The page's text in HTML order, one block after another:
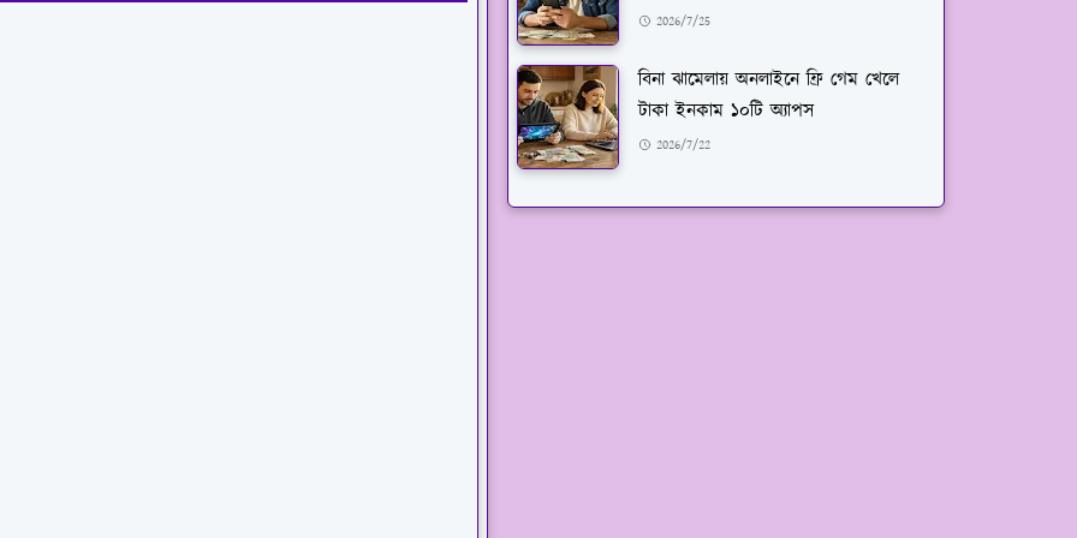
2026/7/25
বিনা ঝামেলায় অনলাইনে ফ্রি গেম খেলে
টাকা ইনকাম ১০টি অ্যাপস
2026/7/22